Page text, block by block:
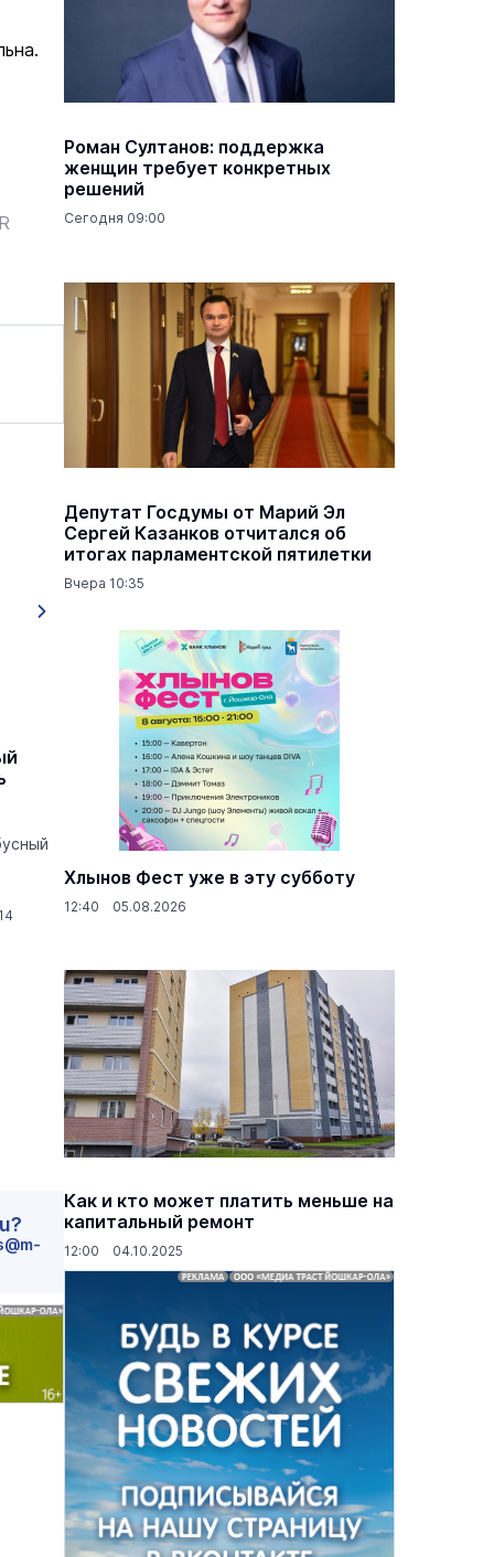
Стоимость проезда в Йошкар-Оле
увеличилась до 16 рублей
Проездной билет в городском
общественном транспорте — автобусах
и троллейбусах - подорожает с
Транспорт и дороги
Роман Султанов: поддержка
женщин требует конкретных
решений
Сегодня 09:00
Депутат Госдумы от Марий Эл
Сергей Казанков отчитался об
итогах парламентской пятилетки
Вчера 10:35
Хлынов Фест уже в эту субботу
12:40 05.08.2026
Как и кто может платить меньше на
капитальный ремонт
12:00 04.10.2025